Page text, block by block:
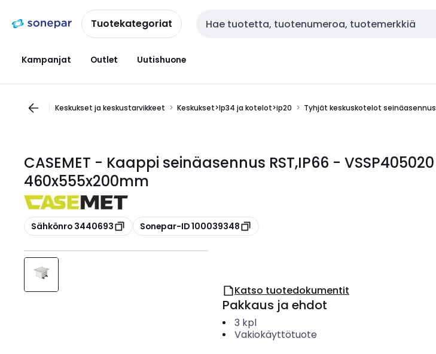
navigointiinsisältöönTuotekategoriat Haku
Kampanjat Outlet Uutishuone
Keskukset ja keskustarvikkeet Keskukset>Ip34 ja kotelot>ip20 Tyhjät keskuskotelot seinäasennus
CASEMET - Kaappi seinäasennus RST,IP66 - VSSP405020
460x555x200mm
Kopioi
Sähkönro 3440693 Kopioi
Sonepar-ID 100039348
Katso tuotedokumentit
Pakkaus ja ehdot
3 kpl
Vakiokäyttötuote